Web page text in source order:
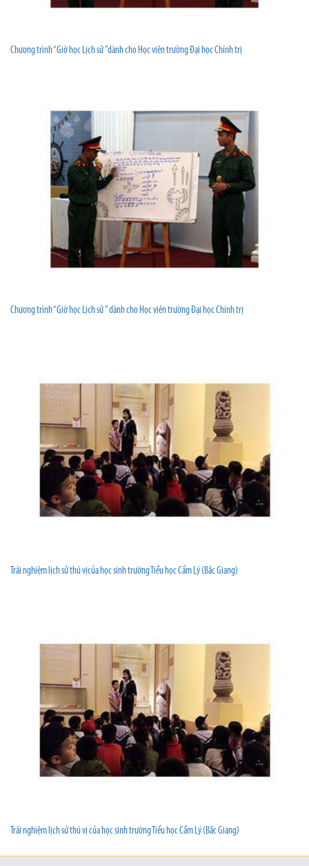
Chương trình “Giờ học Lịch sử ”dành cho Học viên trường Đại học Chính trị
Chương trình “Giờ học Lịch sử ” dành cho Học viên trường Đại học Chính trị
Trải nghiệm lịch sử thú vịcủa học sinh trường Tiểu học Cẩm Lý (Bắc Giang)
Trải nghiệm lịch sử thú vị của học sinh trường Tiểu học Cẩm Lý (Bắc Giang)